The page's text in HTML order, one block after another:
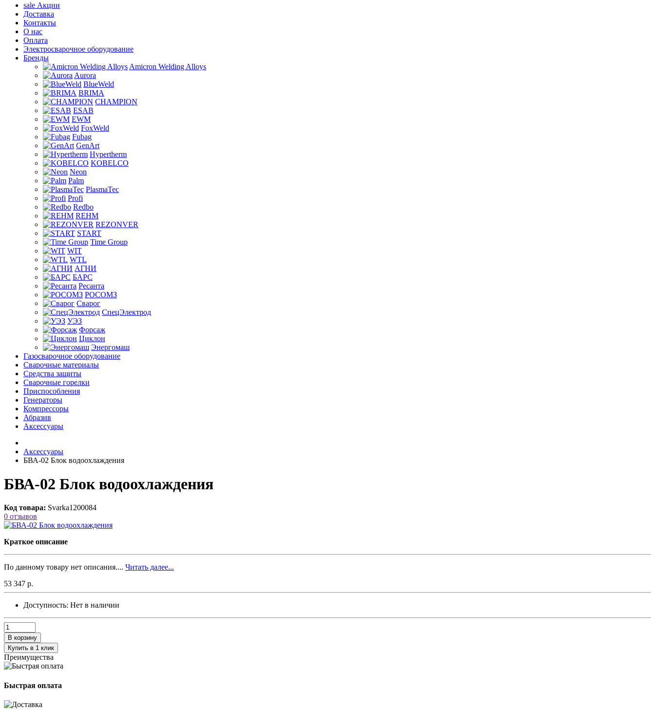
sale Акции
Доставка
Контакты
О нас
Оплата
Электросварочное оборудование
Бренды
Amicron Welding Alloys
Aurora
BlueWeld
BRIMA
CHAMPION
ESAB
EWM
FoxWeld
Fubag
GenArt
Hypertherm
KOBELCO
Neon
Palm
PlasmaTec
Profi
Redbo
REHM
REZONVER
START
Time Group
WIT
WTL
АГНИ
БАРС
Ресанта
РОСОМЗ
Сварог
СпецЭлектрод
УЭЗ
Форсаж
Циклон
Энергомаш
Газосварочное оборудование
Сварочные материалы
Средства защиты
Сварочные горелки
Приспособления
Генераторы
Компрессоры
Абразив
Аксессуары
Аксессуары
БВА-02 Блок водоохлаждения
БВА-02 Блок водоохлаждения
Код товара: Svarka1200084
0 отзывов
Краткое описание
По данному товару нет описания.... Читать далее...
53 347 р.
Доступность: Нет в наличии
В корзину
Купить в 1 клик
Преимущества
Быстрая оплата